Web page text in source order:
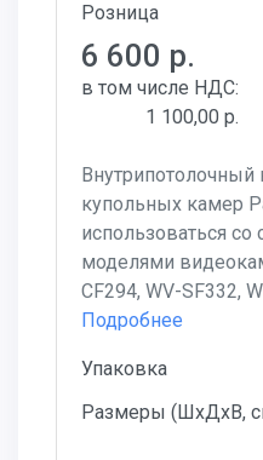
Розница
6 600 р.
в том числе НДС:
1 100,00 р.
Внутрипотолочный
купольных камер
использоваться
моделями
CF294, WV-SF332,
Подробнее
Упаковка
Размеры (ШхДхВ,